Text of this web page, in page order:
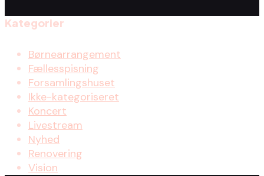
Kategorier
Børnearrangement
Fællesspisning
Forsamlingshuset
Ikke-kategoriseret
Koncert
Livestream
Nyhed
Renovering
Vision